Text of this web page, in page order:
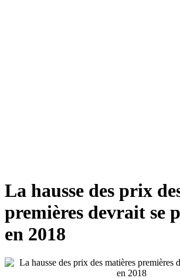
La hausse des prix
premières devrait se
en 2018